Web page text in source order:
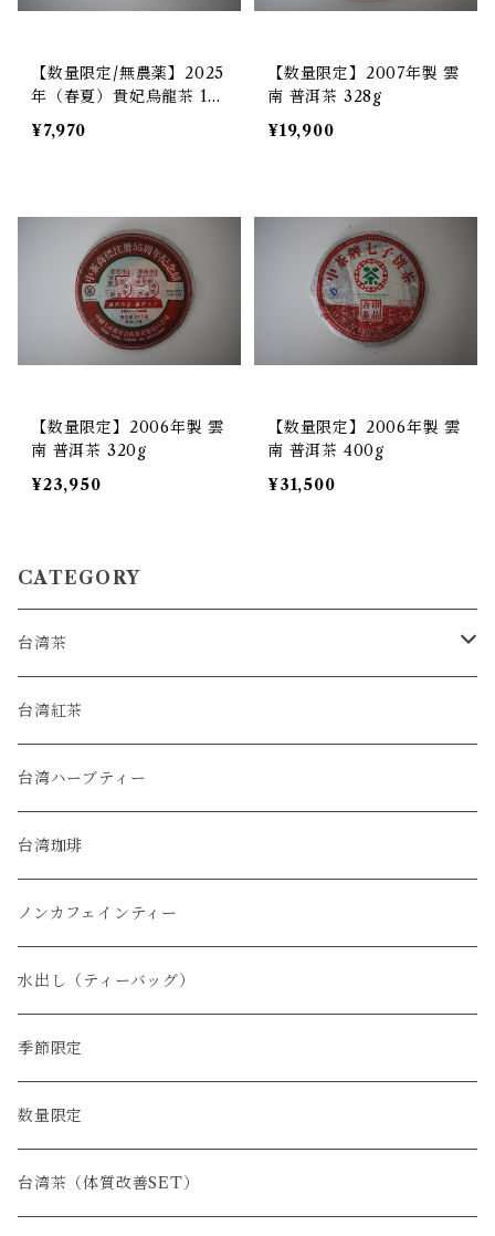
【数量限定/無農薬】2025
年（春夏）貴妃烏龍茶 15
0g
¥7,970
【数量限定】2007年製 雲
南 普洱茶 328g
¥19,900
【数量限定】2006年製 雲
南 普洱茶 320g
¥23,950
【数量限定】2006年製 雲
南 普洱茶 400g
¥31,500
CATEGORY
台湾茶
烏龍茶
緑茶
普洱茶
白茶
台湾紅茶
台湾ハーブティー
台湾珈琲
ノンカフェインティー
水出し（ティーバッグ）
季節限定
数量限定
台湾茶（体質改善SET）